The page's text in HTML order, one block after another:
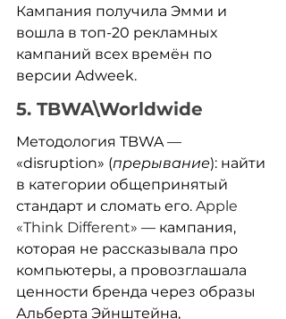
Кампания получила Эмми и
вошла в топ-20 рекламных
кампаний всех времён по
версии Adweek.
5. TBWA\Worldwide
Методология TBWA —
«disruption» (прерывание): найти
в категории общепринятый
стандарт и сломать его. Apple
«Think Different» — кампания,
которая не рассказывала про
компьютеры, а провозглашала
ценности бренда через образы
Альберта Эйнштейна,